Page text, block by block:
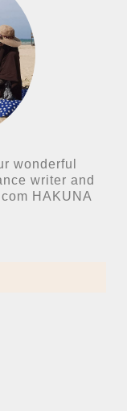
wonderful
writer and
HAKUNA